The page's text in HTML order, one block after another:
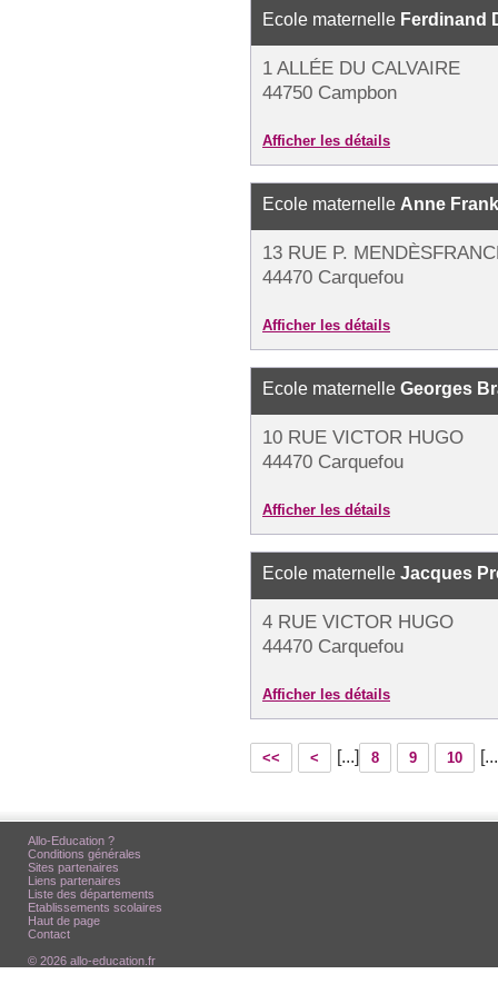
Ecole maternelle Ferdinand
1 ALLÉE DU CALVAIRE
44750 Campbon
Afficher les détails
Ecole maternelle Anne Frank
13 RUE P.
44470 Carquefou
Afficher les détails
Ecole maternelle Georges
10 RUE VICTOR HUGO
44470 Carquefou
Afficher les détails
Ecole maternelle Jacques
4 RUE VICTOR HUGO
44470 Carquefou
Afficher les détails
<< < [...] 8 9 10
Allo-Education ?
Conditions générales
Sites partenaires
Liens partenaires
Liste des départements
Etablissements scolaires
Haut de page
Contact
© 2026 allo-education.fr